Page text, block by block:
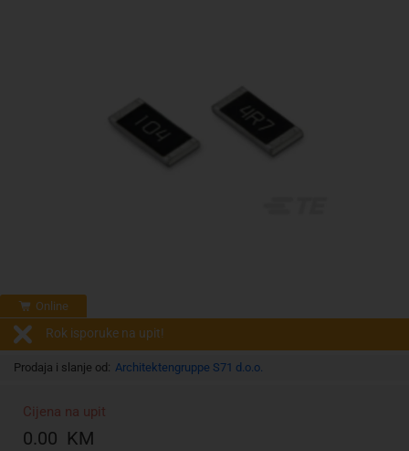
Online
Rok isporuke na upit!
Prodaja i slanje od: Architektengruppe S71 d.o.o.
Cijena na upit
0.00 KM